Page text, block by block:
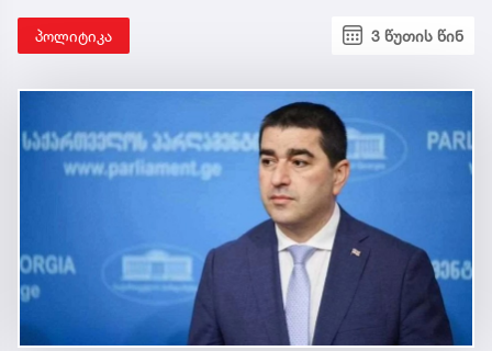
პოლიტიკა 3 წუთის წინ